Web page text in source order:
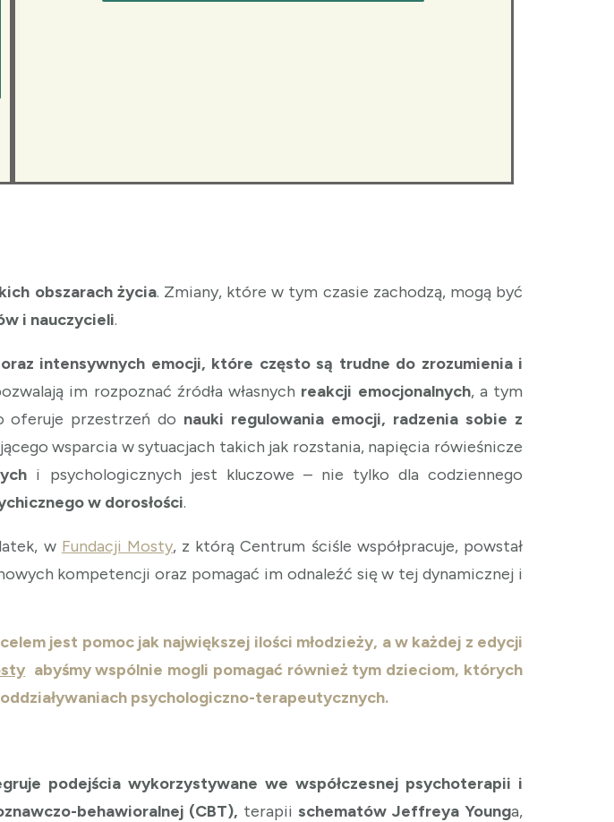
obszarach życia. Zmiany, które w tym czasie zachodzą, mogą być
i nauczycieli.
intensywnych emocji, które często są trudne do zrozumienia i
im rozpoznać źródła własnych reakcji emocjonalnych, a tym
oferuje przestrzeń do nauki regulowania emocji, radzenia sobie z
wsparcia w sytuacjach takich jak rozstania, napięcia rówieśnicze
i psychologicznych jest kluczowe – nie tylko dla codziennego
w dorosłości.
w Fundacji Mosty, z którą Centrum ściśle współpracuje, powstał
kompetencji oraz pomagać im odnaleźć się w tej dynamicznej i
jest pomoc jak największej ilości młodzieży, a w każdej z edycji
abyśmy wspólnie mogli pomagać również tym dzieciom, których
psychologiczno-terapeutycznych.
podejścia wykorzystywane we współczesnej psychoterapii i
behawioralnej (CBT), terapiischematów Jeffreya Younga,